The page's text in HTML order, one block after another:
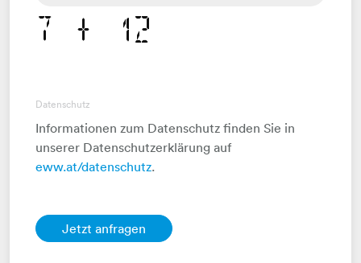
Datenschutz
Informationen zum Datenschutz finden Sie in
unserer Datenschutzerklärung auf
eww.at/datenschutz.